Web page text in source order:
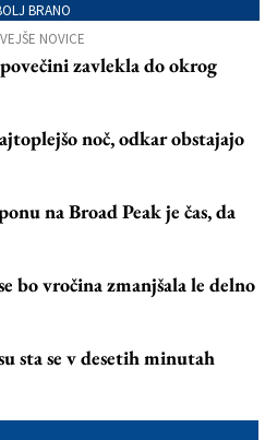
BRANO
NOVICE
zavlekla do okrog
noč, odkar obstajajo
na Broad Peak je čas, da
bo vročina zmanjšala le delno
sta se v desetih minutah